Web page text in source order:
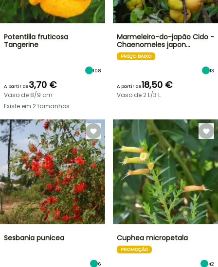
Potentilla fruticosa
Tangerine
108
A partir de3,70 €
Vaso de 8/9 cm
Existe em 2 tamanhos
Marmeleiro-do-japão Cido -
Chaenomeles japon…
PREÇO BAIXO
13
A partir de18,50 €
Vaso de 2 L/3 L
Sesbania punicea
6
Cuphea micropetala
PROMOÇÃO
42